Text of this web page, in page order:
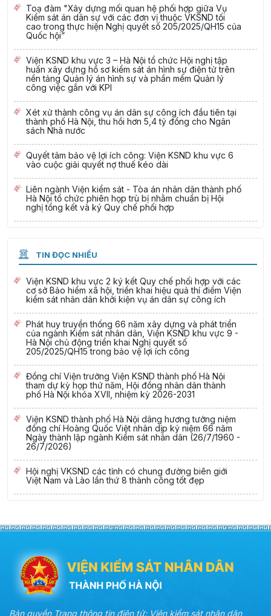
Toạ đàm "Xây dựng mối quan hệ phối hợp giữa Vụ
Kiểm sát án dân sự với các đơn vị thuộc VKSND tối
cao trong thực hiện Nghị quyết số 205/2025/QH15 của
Quốc hội”
Viện KSND khu vực 3 – Hà Nội tổ chức Hội nghị tập
huấn xây dựng hồ sơ kiểm sát án hình sự điện tử trên
nền tảng Quản lý án hình sự và phần mềm Quản lý
công việc gắn với KPI
Xét xử thành công vụ án dân sự công ích đầu tiên tại
thành phố Hà Nội, thu hồi hơn 5,4 tỷ đồng cho Ngân
sách Nhà nước
Quyết tâm bảo vệ lợi ích công: Viện KSND khu vực 6
vào cuộc giải quyết nợ thuế kéo dài
Liên ngành Viện kiểm sát - Tòa án nhân dân thành phố
Hà Nội tổ chức phiên họp trù bị nhằm chuẩn bị Hội
nghị tổng kết và ký Quy chế phối hợp
TIN ĐỌC NHIỀU
Viện KSND khu vực 2 ký kết Quy chế phối hợp với các
cơ sở Bảo hiểm xã hội, triển khai hiệu quả thí điểm Viện
kiểm sát nhân dân khởi kiện vụ án dân sự công ích
Phát huy truyền thống 66 năm xây dựng và phát triển
của ngành Kiểm sát nhân dân, Viện KSND khu vực 9 -
Hà Nội chủ động triển khai Nghị quyết số
205/2025/QH15 trong bảo vệ lợi ích công
Đồng chí Viện trưởng Viện KSND thành phố Hà Nội
tham dự kỳ họp thứ năm, Hội đồng nhân dân thành
phố Hà Nội khóa XVII, nhiệm kỳ 2026-2031
Viện KSND thành phố Hà Nội dâng hương tưởng niệm
đồng chí Hoàng Quốc Việt nhân dịp kỷ niệm 66 năm
Ngày thành lập ngành Kiểm sát nhân dân (26/7/1960 -
26/7/2026)
Hội nghị VKSND các tỉnh có chung đường biên giới
Việt Nam và Lào lần thứ 8 thành công tốt đẹp
Bản quyền Trang thông tin điện tử: Viện kiểm sát nhân dân